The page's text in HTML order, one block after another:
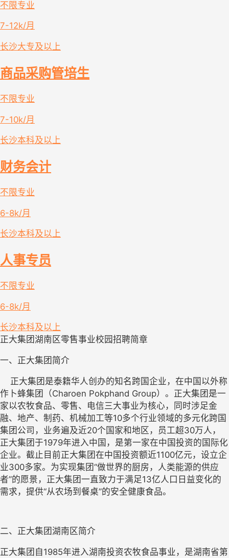
不限专业
7-12k/月
长沙大专及以上
商品采购管培生
不限专业
7-10k/月
长沙本科及以上
财务会计
不限专业
6-8k/月
长沙本科及以上
人事专员
不限专业
6-8k/月
长沙本科及以上
正大集团湖南区零售事业校园招聘简章
一、正大集团简介
正大集团是泰籍华人创办的知名跨国企业，在中国以外称
作卜蜂集团（Charoen Pokphand Group）。正大集团是一
家以农牧食品、零售、电信三大事业为核心，同时涉足金
融、地产、制药、机械加工等10多个行业领域的多元化跨国
集团公司，业务遍及近20个国家和地区，员工超30万人，
正大集团于1979年进入中国，是第一家在中国投资的国际化
企业。截止目前正大集团在中国投资额近1100亿元，设立企
业300多家。为实现集团“做世界的厨房，人类能源的供应
者”的愿景，正大集团一直致力于满足13亿人口日益变化的
需求，提供“从农场到餐桌”的安全健康食品。
二、正大集团湖南区简介
正大集团自1985年进入湖南投资农牧食品事业，是湖南省第